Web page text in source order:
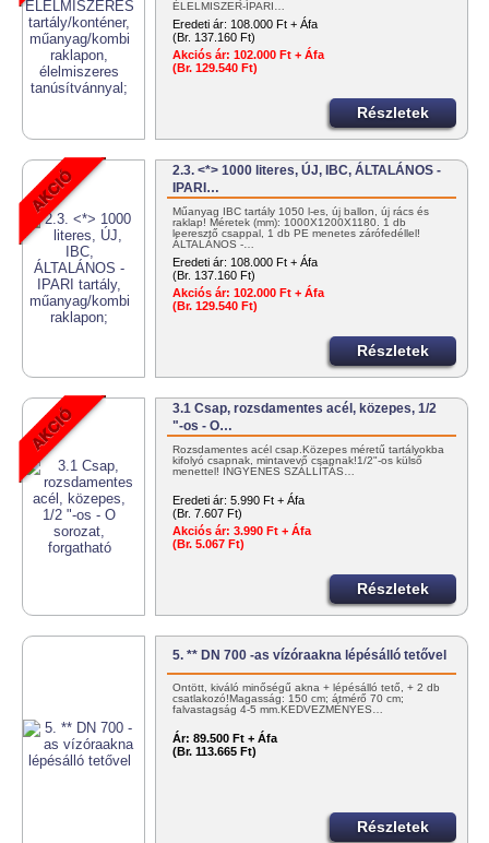
ÉLELMISZER-IPARI…
Eredeti ár: 108.000 Ft + Áfa
(Br. 137.160 Ft)
Akciós ár: 102.000 Ft + Áfa
(Br. 129.540 Ft)
Részletek
2.3. <*> 1000 literes, ÚJ, IBC, ÁLTALÁNOS -
IPARI…
Műanyag IBC tartály 1050 l-es, új ballon, új rács és
raklap! Méretek (mm): 1000X1200X1180. 1 db
leeresztő csappal, 1 db PE menetes zárófedéllel!
ÁLTALÁNOS -…
Eredeti ár: 108.000 Ft + Áfa
(Br. 137.160 Ft)
Akciós ár: 102.000 Ft + Áfa
(Br. 129.540 Ft)
Részletek
3.1 Csap, rozsdamentes acél, közepes, 1/2
"-os - O…
Rozsdamentes acél csap.Közepes méretű tartályokba
kifolyó csapnak, mintavevő csapnak!1/2"-os külső
menettel! INGYENES SZÁLLÍTÁS…
Eredeti ár: 5.990 Ft + Áfa
(Br. 7.607 Ft)
Akciós ár: 3.990 Ft + Áfa
(Br. 5.067 Ft)
Részletek
5. ** DN 700 -as vízóraakna lépésálló tetővel
Öntött, kiváló minőségű akna + lépésálló tető, + 2 db
csatlakozó!Magasság: 150 cm; átmérő 70 cm;
falvastagság 4-5 mm.KEDVEZMÉNYES…
Ár: 89.500 Ft + Áfa
(Br. 113.665 Ft)
Részletek